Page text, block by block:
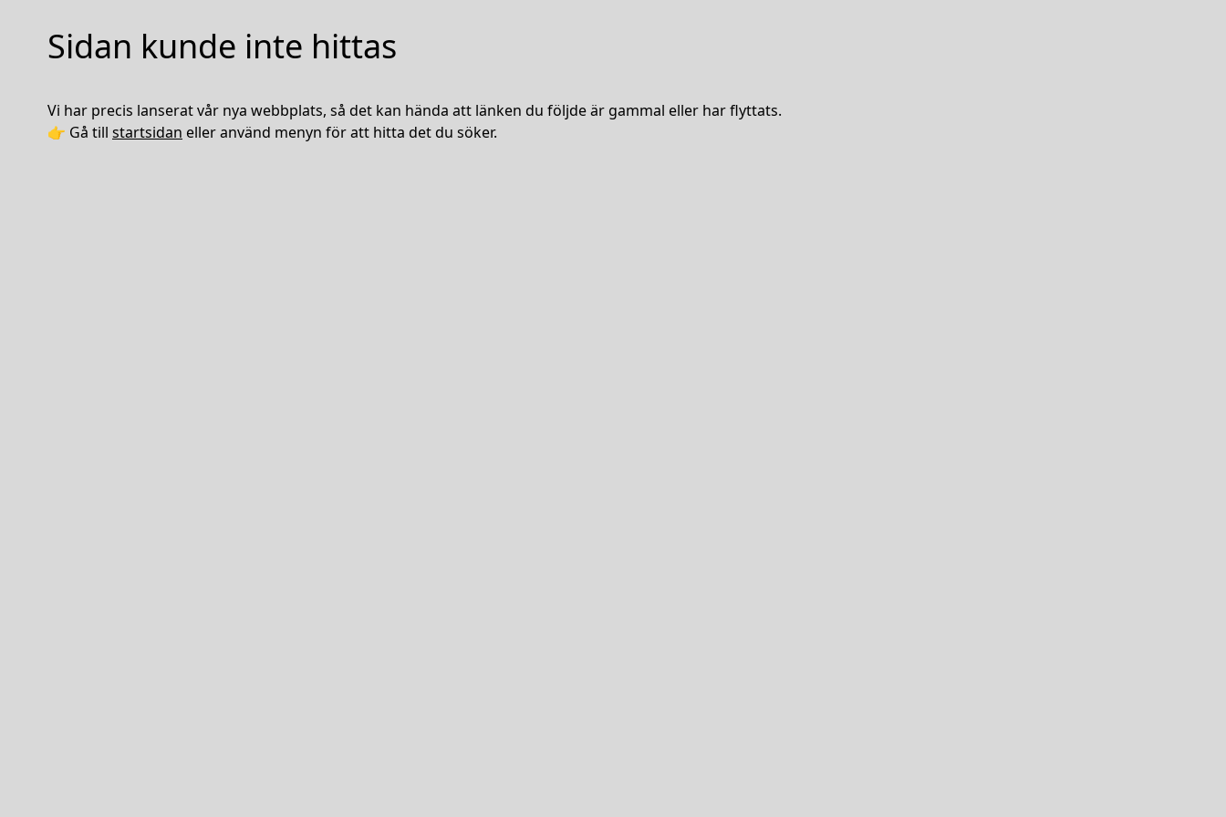
Sidan kunde inte hittas
Vi har precis lanserat vår nya webbplats, så det kan hända att länken du följde är gammal eller har flyttats.
👉 Gå till startsidan eller använd menyn för att hitta det du söker.